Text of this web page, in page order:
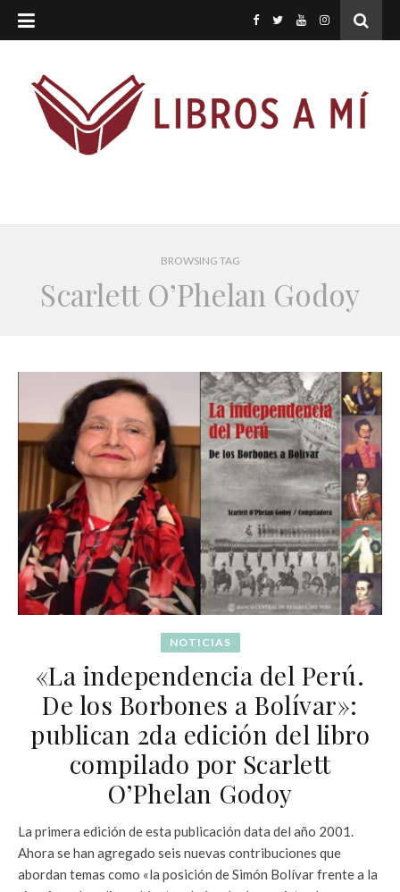
BROWSING TAG
Scarlett O’Phelan Godoy
NOTICIAS
«La independencia del Perú.
De los Borbones a Bolívar»:
publican 2da edición del libro
compilado por Scarlett
O’Phelan Godoy
La primera edición de esta publicación data del año 2001.
Ahora se han agregado seis nuevas contribuciones que
abordan temas como «la posición de Simón Bolívar frente a la